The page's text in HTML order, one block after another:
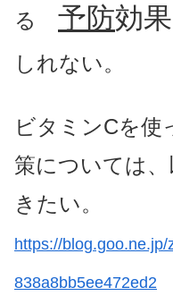
る 予防効果
しれない。
ビタミンCを使
策については
きたい。
https://
838a8bb5ee472ed2